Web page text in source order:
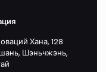
Хана, 128
Шэньчжэнь,